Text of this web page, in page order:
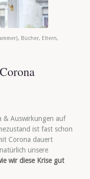
, Bücher, Eltern,
& Auswirkungen auf
ist fast schon
Corona dauert
unsere
wir diese Krise gut